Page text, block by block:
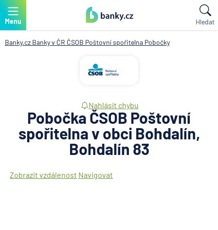
Menu Hledat
Banky.cz Banky v ČR ČSOB Poštovní spořitelna Pobočky
Nahlásit chybu
Pobočka ČSOB Poštovní
spořitelna v obci Bohdalín,
Bohdalín 83
Zobrazit vzdálenost Navigovat